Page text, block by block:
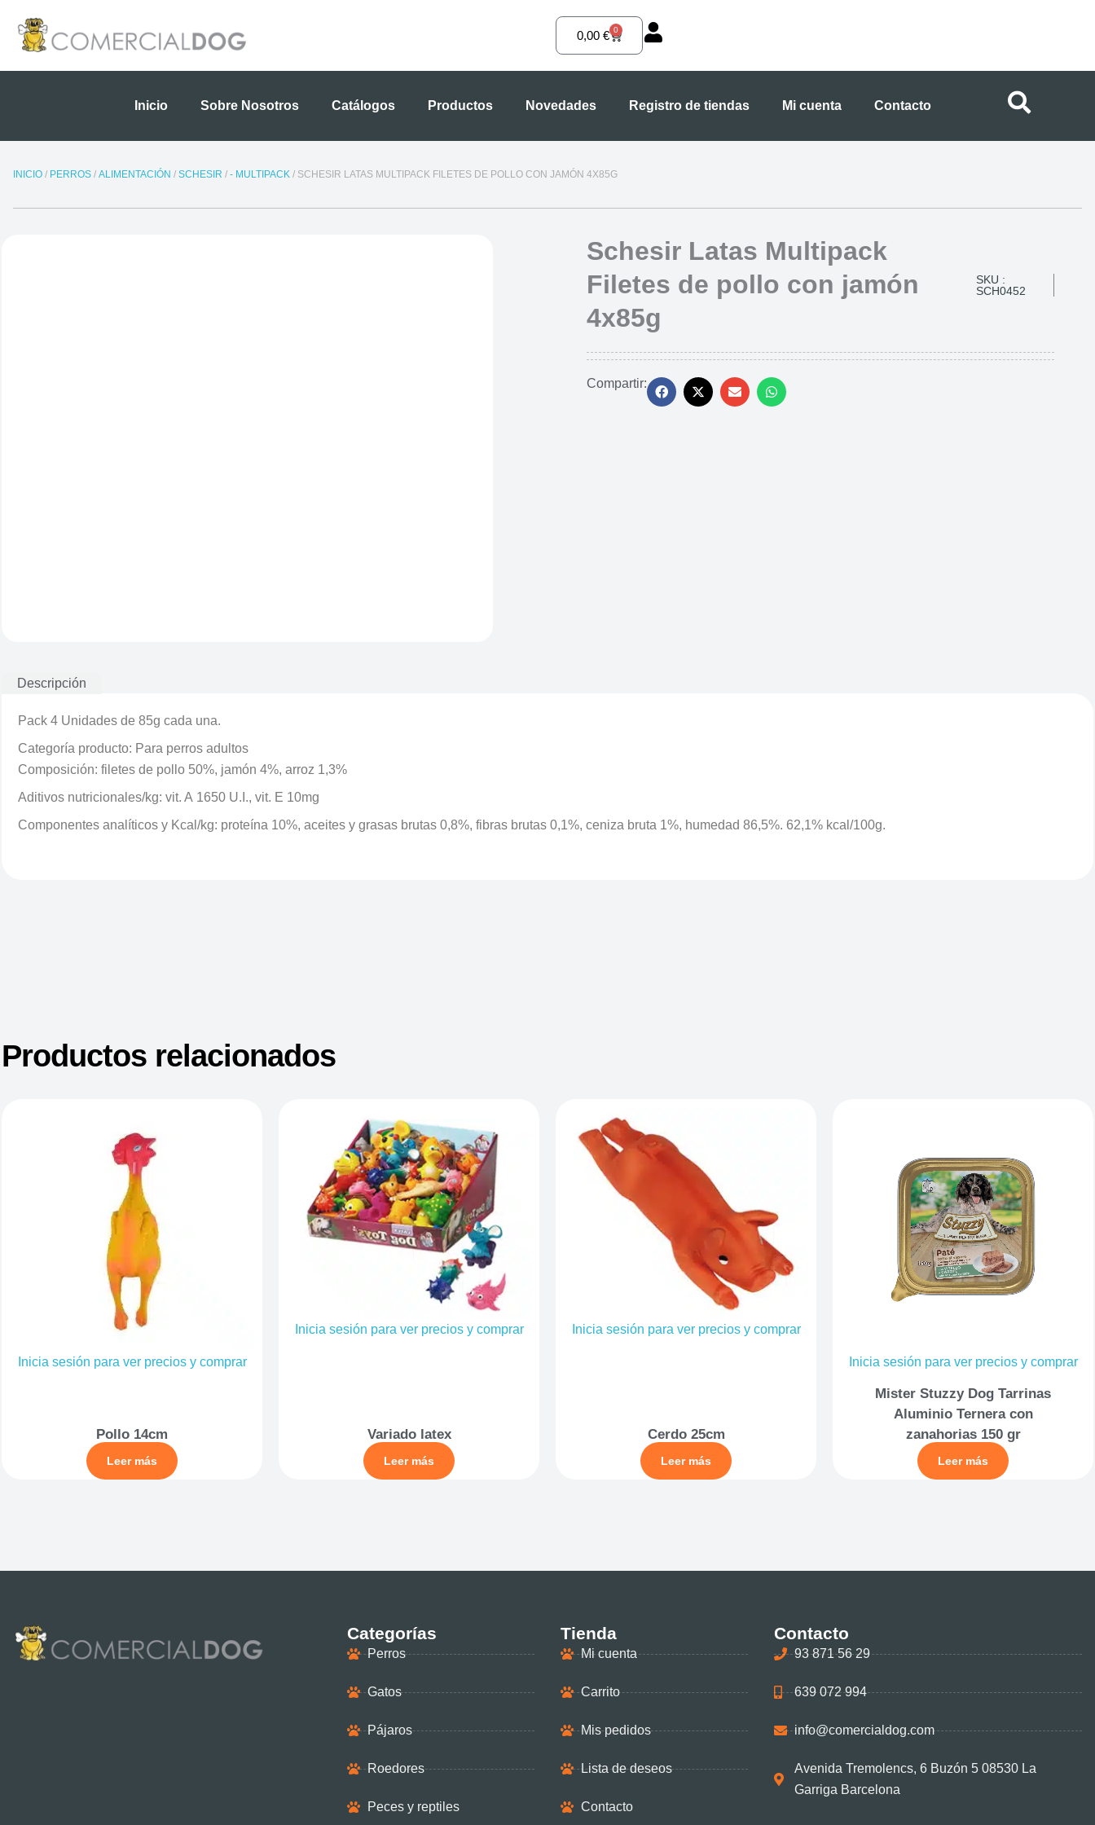
contenido
0,00 € 0
Carrito
Inicio Sobre Nosotros Catálogos Productos Novedades Registro de tiendas Mi cuenta Contacto
INICIO / PERROS / ALIMENTACIÓN / SCHESIR / - MULTIPACK / SCHESIR LATAS MULTIPACK FILETES DE POLLO CON JAMÓN 4X85G
Schesir Latas Multipack
Filetes de pollo con jamón
4x85g
SKU :
SCH0452
Compartir:
Descripción
Pack 4 Unidades de 85g cada una.
Categoría producto: Para perros adultos
Composición: filetes de pollo 50%, jamón 4%, arroz 1,3%
Aditivos nutricionales/kg: vit. A 1650 U.I., vit. E 10mg
Componentes analíticos y Kcal/kg: proteína 10%, aceites y grasas brutas 0,8%, fibras brutas 0,1%, ceniza bruta 1%, humedad 86,5%. 62,1% kcal/100g.
Productos relacionados
Inicia sesión para ver precios y comprar
Pollo 14cm
Leer más
Inicia sesión para ver precios y comprar
Variado latex
Leer más
Inicia sesión para ver precios y comprar
Cerdo 25cm
Leer más
Inicia sesión para ver precios y comprar
Mister Stuzzy Dog Tarrinas
Aluminio Ternera con
zanahorias 150 gr
Leer más
Categorías
Perros
Gatos
Pájaros
Roedores
Peces y reptiles
Tienda
Mi cuenta
Carrito
Mis pedidos
Lista de deseos
Contacto
Contacto
93 871 56 29
639 072 994
info@comercialdog.com
Avenida Tremolencs, 6 Buzón 5 08530 La
Garriga Barcelona